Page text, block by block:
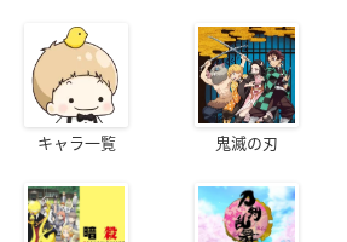
キャラ一覧 鬼滅の刃